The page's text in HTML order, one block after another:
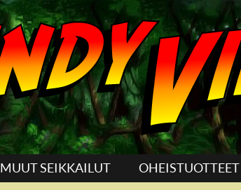
MUUT SEIKKAILUT OHEISTUOTTEET